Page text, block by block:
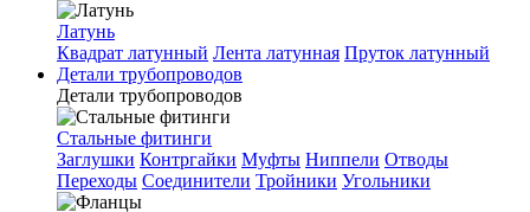
Латунь
Квадрат латунный Лента латунная Пруток латунный
Детали трубопроводов
Детали трубопроводов
Стальные фитинги
Заглушки Контргайки Муфты Ниппели Отводы
Переходы Соединители Тройники Угольники